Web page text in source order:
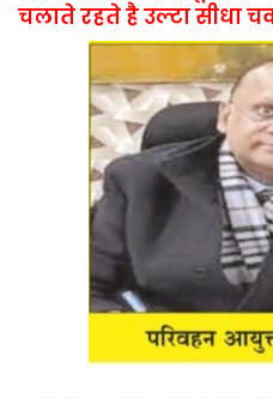
चलाते रहते है उल्टा सीधा